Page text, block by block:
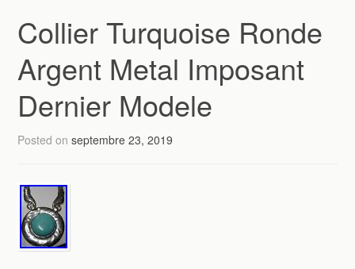
Collier Turquoise Ronde
Argent Metal Imposant
Dernier Modele
Posted onseptembre 23, 2019